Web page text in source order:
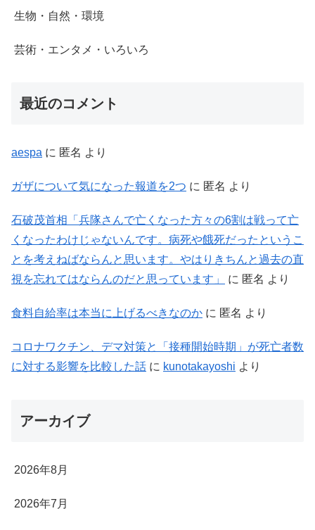
生物・自然・環境
芸術・エンタメ・いろいろ
最近のコメント
aespa に 匿名 より
ガザについて気になった報道を2つ に 匿名 より
石破茂首相「兵隊さんで亡くなった方々の6割は戦って亡
くなったわけじゃないんです。病死や餓死だったというこ
とを考えねばならんと思います。やはりきちんと過去の直
視を忘れてはならんのだと思っています」
に 匿名 より
食料自給率は本当に上げるべきなのか に 匿名 より
コロナワクチン、デマ対策と「接種開始時期」が死亡者数
に対する影響を比較した話 に kunotakayoshi より
アーカイブ
2026年8月
2026年7月